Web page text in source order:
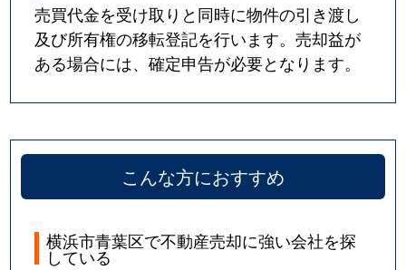
売買代金を受け取りと同時に物件の引き渡し
及び所有権の移転登記を行います。売却益が
ある場合には、確定申告が必要となります。
こんな方におすすめ
横浜市青葉区で不動産売却に強い会社を探
している